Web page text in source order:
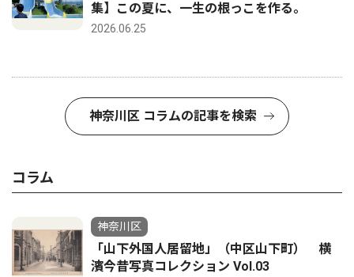
集】この夏に、一生の根っこを作る。
2026.06.25
神奈川区 コラムの記事を検索
コラム
神奈川区
「山下外国人居留地」（中区山下町） 横
濱今昔写真コレクション Vol.03